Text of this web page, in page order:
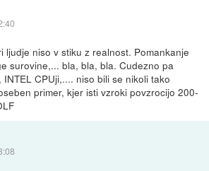
ljudje niso v stiku z realnost. Pomankanje
surovine,... bla, bla, bla. Cudezno pa
INTEL CPUji,.... niso bili se nikoli tako
primer, kjer isti vzroki povzrocijo 200-